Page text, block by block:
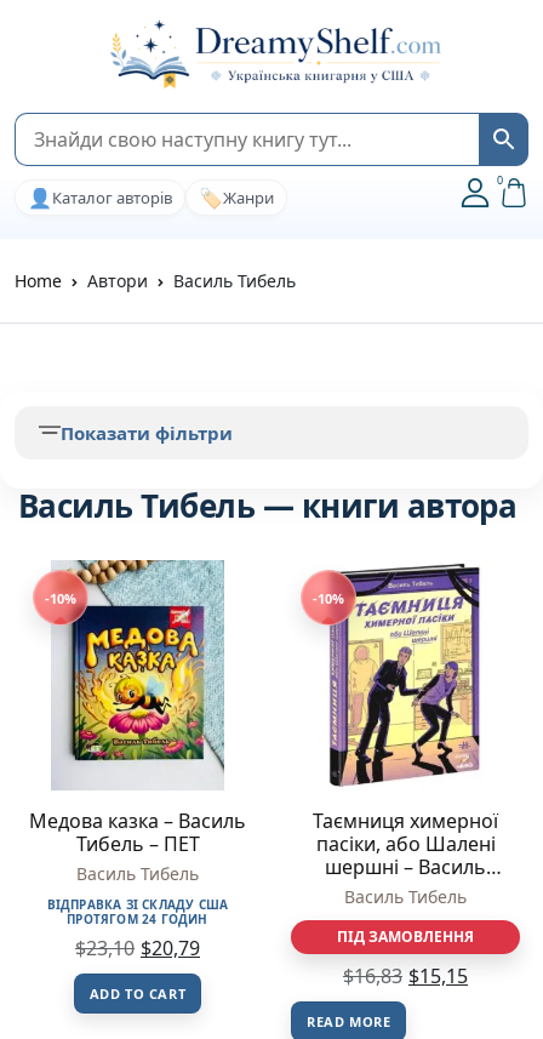
👤 Каталог авторів 🏷️Жанри
0
Home Автори Василь Тибель
Василь Тибель — книги автора
-10%
Медова казка – Василь
Тибель – ПЕТ
Василь Тибель
ВІДПРАВКА ЗІ СКЛАДУ США
ПРОТЯГОМ 24 ГОДИН
$23,10 $20,79
ADD TO CART
-10%
Таємниця химерної
пасіки, або Шалені
шершні – Василь
Тибель – Шалені
Василь Тибель
ПІД ЗАМОВЛЕННЯ
$16,83 $15,15
READ MORE
Показати фільтри